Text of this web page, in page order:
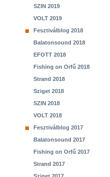
SZIN 2019
VOLT 2019
Fesztiválblog 2018
Balatonsound 2018
EFOTT 2018
Fishing on Orfű 2018
Strand 2018
Sziget 2018
SZIN 2018
VOLT 2018
Fesztiválblog 2017
Balatonsound 2017
Fishing on Orfű 2017
Strand 2017